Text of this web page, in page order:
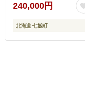
240,000円
北海道 七飯町